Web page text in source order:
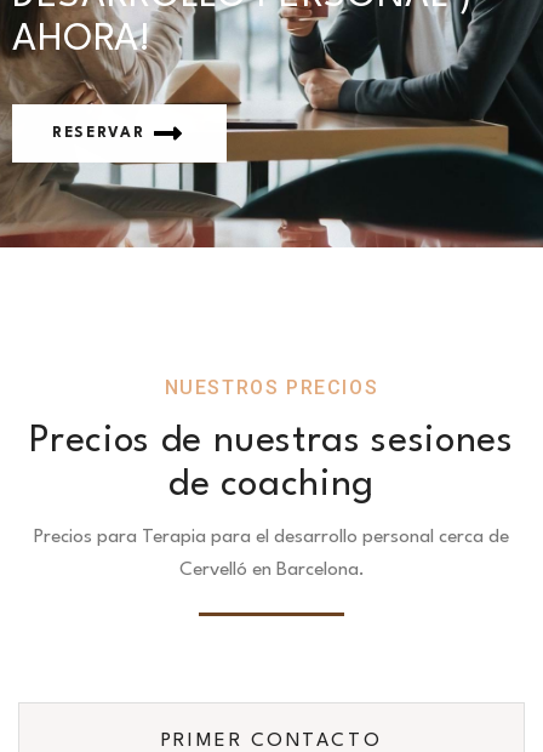
AHORA!
RESERVAR
NUESTROS PRECIOS
Precios de nuestras sesiones
de coaching
Precios para Terapia para el desarrollo personal cerca de
Cervelló en Barcelona.
PRIMER CONTACTO